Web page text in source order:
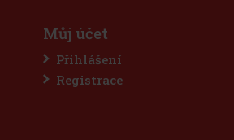
Můj účet
Přihlášení
Registrace